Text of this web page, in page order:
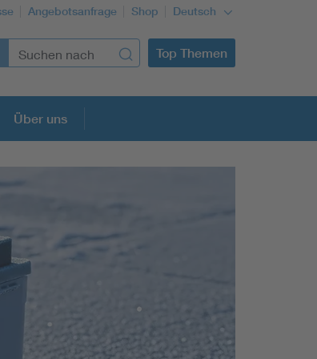
Angebotsanfrage Shop Deutsch
Top Themen
Services Engineering
and communications technology ICT
+ profession
Über uns